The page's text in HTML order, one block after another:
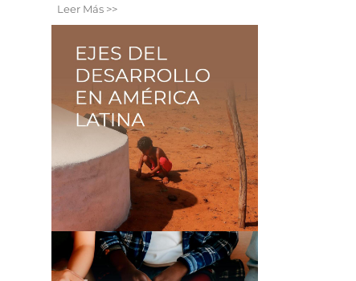
Leer Más >>